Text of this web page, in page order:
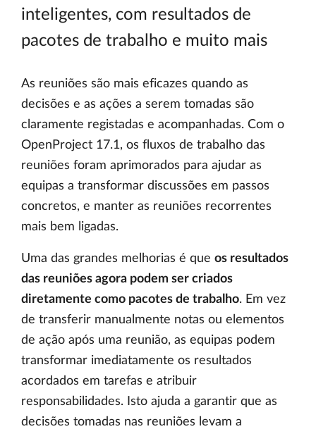
inteligentes, com resultados de
pacotes de trabalho e muito mais
As reuniões são mais eficazes quando as
decisões e as ações a serem tomadas são
claramente registadas e acompanhadas. Com o
OpenProject 17.1, os fluxos de trabalho das
reuniões foram aprimorados para ajudar as
equipas a transformar discussões em passos
concretos, e manter as reuniões recorrentes
mais bem ligadas.
Uma das grandes melhorias é que os resultados
das reuniões agora podem ser criados
diretamente como pacotes de trabalho. Em vez
de transferir manualmente notas ou elementos
de ação após uma reunião, as equipas podem
transformar imediatamente os resultados
acordados em tarefas e atribuir
responsabilidades. Isto ajuda a garantir que as
decisões tomadas nas reuniões levam a